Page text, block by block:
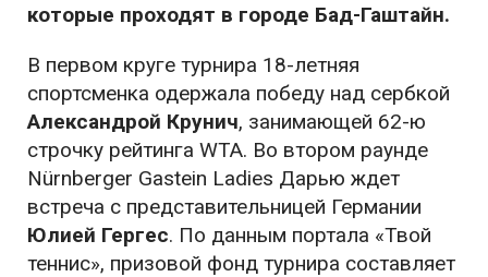
которые проходят в городе Бад-Гаштайн.
В первом круге турнира 18-летняя
спортсменка одержала победу над сербкой
Александрой Крунич, занимающей 62-ю
строчку рейтинга WTA. Во втором раунде
Nürnberger Gastein Ladies Дарью ждет
встреча с представительницей Германии
Юлией Гергес. По данным портала «Твой
теннис», призовой фонд турнира составляет